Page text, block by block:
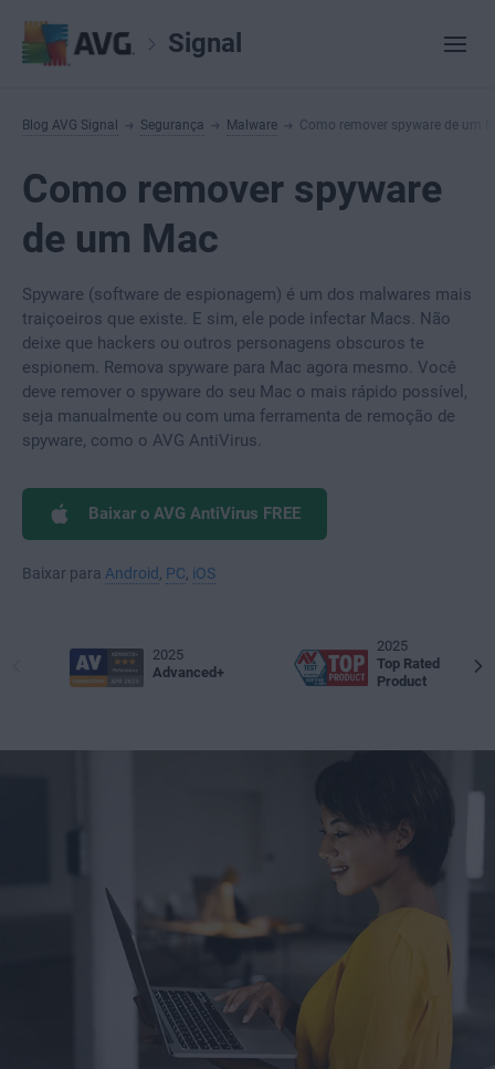
Signal
Blog AVG Signal Segurança Malware Como remover spyware de um
Como remover spyware
de um Mac
Spyware (software de espionagem) é um dos malwares mais
traiçoeiros que existe. E sim, ele pode infectar Macs. Não
deixe que hackers ou outros personagens obscuros te
espionem. Remova spyware para Mac agora mesmo. Você
deve remover o spyware do seu Mac o mais rápido possível,
seja manualmente ou com uma ferramenta de remoção de
spyware, como o AVG AntiVirus.
Baixar o AVG AntiVirus FREE
Baixar para Android PC iOS
2025
Advanced+
2025
Top Rated
Product